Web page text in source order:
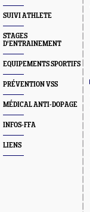
SUIVI ATHLETE
STAGES
D'ENTRAINEMENT
EQUIPEMENTS SPORTIFS
PRÉVENTION VSS
MÉDICAL ANTI-DOPAGE
INFOS-FFA
LIENS